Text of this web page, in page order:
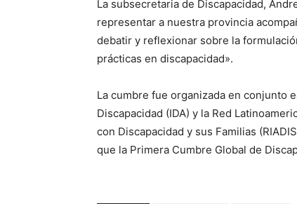
La subsecretaria de Discapacidad,
representar a nuestra provincia
debatir y reflexionar sobre la
prácticas en discapacidad».
La cumbre fue organizada en conjunto
Discapacidad (IDA) y la Red
con Discapacidad y sus Familias
que la Primera Cumbre Global de